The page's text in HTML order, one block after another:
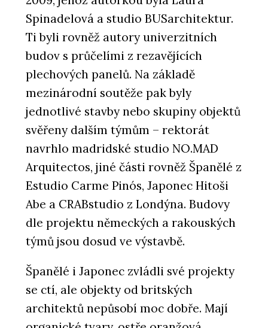
Spinadelová a studio BUSarchitektur.
Ti byli rovněž autory univerzitních
budov s průčelími z rezavějících
plechových panelů. Na základě
mezinárodní soutěže pak byly
jednotlivé stavby nebo skupiny objektů
svěřeny dalším týmům – rektorát
navrhlo madridské studio NO.MAD
Arquitectos, jiné části rovněž Španělé z
Estudio Carme Pinós, Japonec Hitoši
Abe a CRABstudio z Londýna. Budovy
dle projektu německých a rakouských
týmů jsou dosud ve výstavbě.
Španělé i Japonec zvládli své projekty
se ctí, ale objekty od britských
architektů nepůsobí moc dobře. Mají